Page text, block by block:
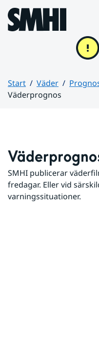
Hoppa till sidans innehåll
Start Väder
Väderprognos
SMHI publicerar
fredagar. Eller vid
varningssituationer.